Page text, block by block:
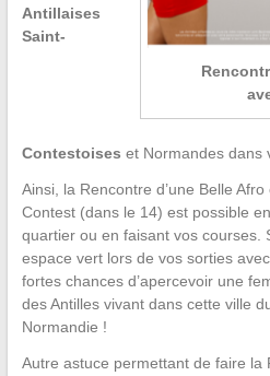
Antillaises
Saint-
Contestoises et Normandes dans
Ainsi, la Rencontre d’une Belle
Contest (dans le 14) est possible
quartier ou en faisant vos courses.
espace vert lors de vos sorties
fortes chances d’apercevoir une
des Antilles vivant dans cette ville
Normandie !
Autre astuce permettant de faire la